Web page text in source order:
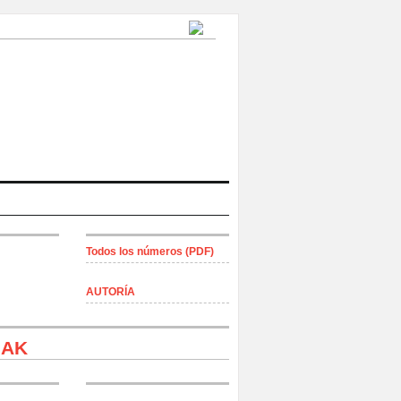
Todos los números (PDF)
AUTORÍA
Volcán